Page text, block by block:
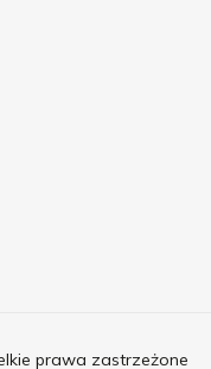
prawa zastrzeżone